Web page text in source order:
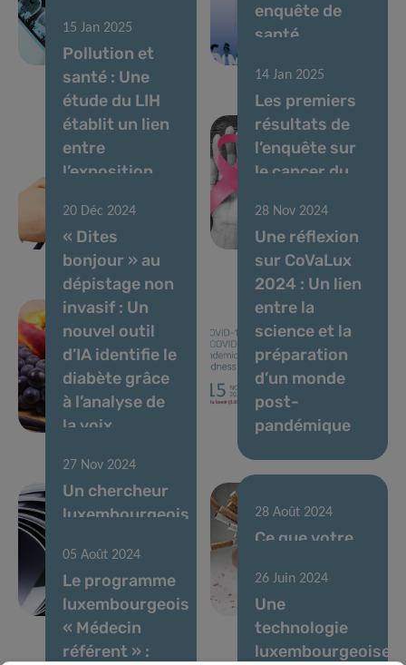
Cérébrale et la
Neuroépidémiologie
enquête de
santé
15 Jan 2025
Pollution et
santé : Une
étude du LIH
établit un lien
entre
l’exposition
et les risques
cardiaques
14 Jan 2025
Les premiers
résultats de
l’enquête sur
le cancer du
Cancer sont
dévoilés
20 Déc 2024
« Dites
bonjour » au
dépistage non
invasif : Un
nouvel outil
d’IA identifie le
diabète grâce
à l’analyse de
la voix
28 Nov 2024
Une réflexion
sur CoVaLux
2024 : Un lien
entre la
science et la
préparation
d’un monde
post-
pandémique
27 Nov 2024
Un chercheur
luxembourgeois
scientifiques
les plus cités
au monde
28 Août 2024
Ce que votre
habitudes
tabagiques
05 Août 2024
Le programme
luxembourgeois
« Médecin
référent » :
26 Juin 2024
Une
technologie
luxembourgeoise